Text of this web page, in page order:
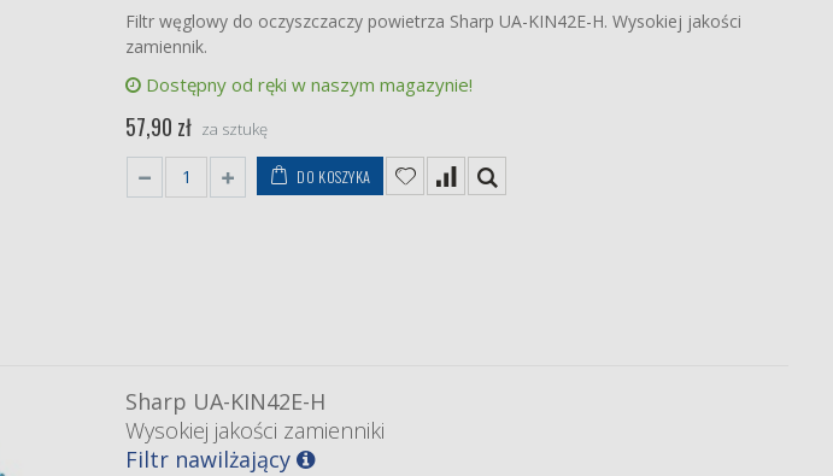
Filtr węglowy do oczyszczaczy powietrza Sharp UA-KIN42E-H. Wysokiej jakości
zamiennik.
Dostępny od ręki w naszym magazynie!
57,90 zł za sztukę
DO KOSZYKA
Sharp UA-KIN42E-H
Wysokiej jakości zamienniki
Filtr nawilżający